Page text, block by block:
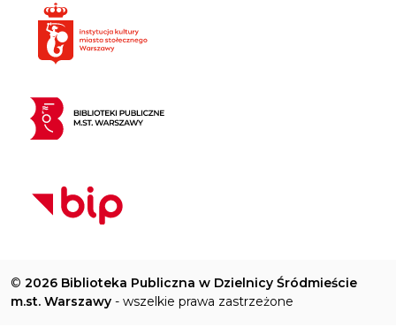
© 2026 Biblioteka Publiczna w Dzielnicy Śródmieście
m.st. Warszawy - wszelkie prawa zastrzeżone